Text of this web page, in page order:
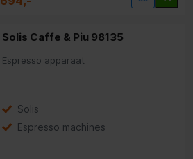
Solis Caffe & Piu 98135
Espresso apparaat
Solis
Espresso machines